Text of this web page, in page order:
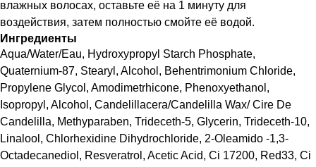
влажных волосах, оставьте её на 1 минуту для
воздействия, затем полностью смойте её водой.
Ингредиенты
Aqua/Water/Eau, Hydroxypropyl Starch Phosphate,
Quaternium-87, Stearyl, Alcohol, Behentrimonium Chloride,
Propylene Glycol, Amodimetrhicone, Phenoxyethanol,
Isopropyl, Alcohol, Candelillacera/Candelilla Wax/ Cire De
Candelilla, Methyparaben, Trideceth-5, Glycerin, Trideceth-10,
Linalool, Chlorhexidine Dihydrochloride, 2-Oleamido -1,3-
Octadecanediol, Resveratrol, Acetic Acid, Ci 17200, Red33, Ci